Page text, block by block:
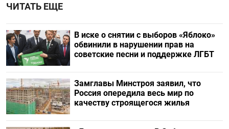
ЧИТАТЬ ЕЩЕ
В иске о снятии с выборов «Яблоко»
обвинили в нарушении прав на
советские песни и поддержке ЛГБТ
Замглавы Минстроя заявил, что
Россия опередила весь мир по
качеству строящегося жилья